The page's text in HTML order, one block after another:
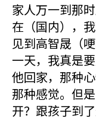
家人万一到那
在（国内），
见到高智晟（
一天，我真是
他回家，那种
那种感觉。但
开？跟孩子到